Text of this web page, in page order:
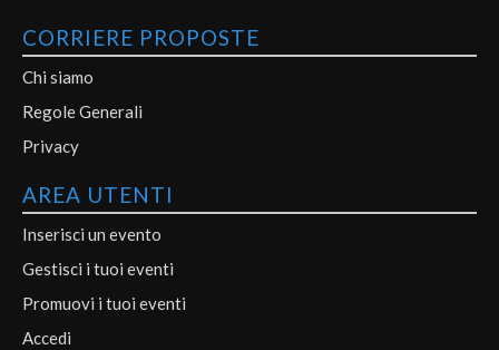
CORRIERE PROPOSTE
Chi siamo
Regole Generali
Privacy
AREA UTENTI
Inserisci un evento
Gestisci i tuoi eventi
Promuovi i tuoi eventi
Accedi